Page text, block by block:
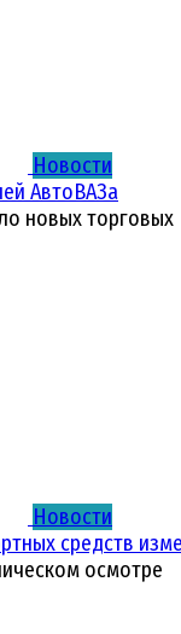
Новости
АвтоВАЗа
новых торговых
Новости
средств
осмотре